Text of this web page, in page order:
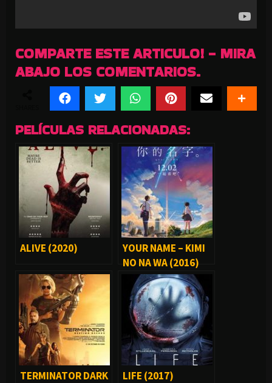
COMPARTE ESTE ARTICULO! - MIRA
ABAJO LOS COMENTARIOS.
PELÍCULAS RELACIONADAS:
ALIVE (2020)
YOUR NAME – KIMI
NO NA WA (2016)
TERMINATOR DARK
LIFE (2017)